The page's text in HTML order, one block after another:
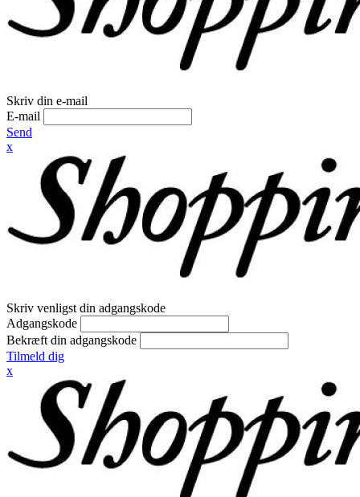
Skriv din e-mail
E-mail
Send
x
Skriv venligst din adgangskode
Adgangskode
Bekræft din adgangskode
Tilmeld dig
x